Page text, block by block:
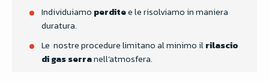
Individuiamo perditee le risolviamo in maniera
duratura.
Le nostre procedure limitano al minimo ilrilascio
di gas serranell’atmosfera.